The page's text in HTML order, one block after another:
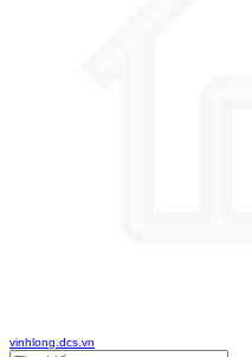
vinhlong.dcs.vn